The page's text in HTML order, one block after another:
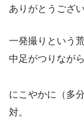
ありがとうござい
一発撮りという
中足がつりなが
にこやかに（多
対。